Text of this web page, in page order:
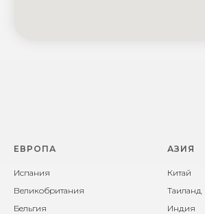
ЕВРОПА
Испания
Великобритания
Бельгия
АЗИЯ
Китай
Таиланд
Индия